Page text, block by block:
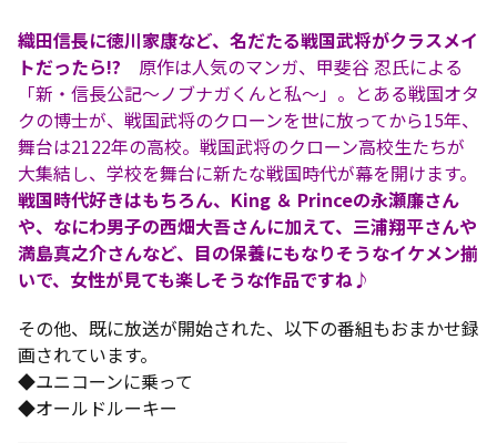
織田信長に徳川家康など、名だたる戦国武将がクラスメイ
トだったら!? 原作は人気のマンガ、甲斐谷 忍氏による
「新・信長公記〜ノブナガくんと私〜」。とある戦国オタ
クの博士が、戦国武将のクローンを世に放ってから15年、
舞台は2122年の高校。戦国武将のクローン高校生たちが
大集結し、学校を舞台に新たな戦国時代が幕を開けます。
戦国時代好きはもちろん、King ＆ Princeの永瀬廉さん
や、なにわ男子の西畑大吾さんに加えて、三浦翔平さんや
満島真之介さんなど、目の保養にもなりそうなイケメン揃
いで、女性が見ても楽しそうな作品ですね♪
その他、既に放送が開始された、以下の番組もおまかせ録
画されています。
◆ユニコーンに乗って
◆オールドルーキー